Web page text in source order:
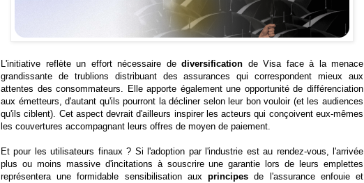
L'initiative reflète un effort nécessaire de diversification de Visa face à la menace
grandissante de trublions distribuant des assurances qui correspondent mieux aux
attentes des consommateurs. Elle apporte également une opportunité de différenciation
aux émetteurs, d'autant qu'ils pourront la décliner selon leur bon vouloir (et les audiences
qu'ils ciblent). Cet aspect devrait d'ailleurs inspirer les acteurs qui conçoivent eux-mêmes
les couvertures accompagnant leurs offres de moyen de paiement.
Et pour les utilisateurs finaux ? Si l'adoption par l'industrie est au rendez-vous, l'arrivée
plus ou moins massive d'incitations à souscrire une garantie lors de leurs emplettes
représentera une formidable sensibilisation auxprincipes de l'assurance enfouie et